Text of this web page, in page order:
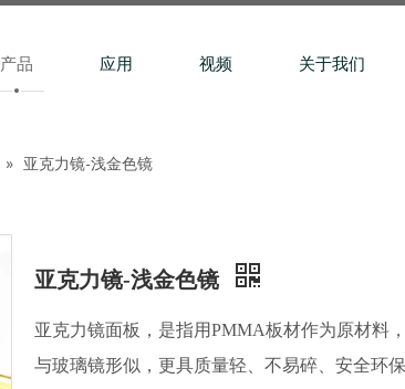
产品 应用 视频 关于我们
» 亚克力镜-浅金色镜
亚克力镜-浅金色镜
亚克力镜面板，是指用PMMA板材作为原材料
与玻璃镜形似，更具质量轻、不易碎、安全环